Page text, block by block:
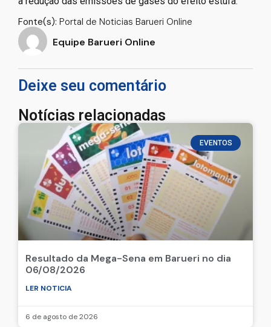
Fonte(s): Portal de Noticias Barueri Online
Equipe Barueri Online
Deixe seu comentário
Notícias relacionadas
EVENTOS
Resultado da Mega-Sena em Barueri no dia
06/08/2026
LER NOTICIA
6 de agosto de 2026